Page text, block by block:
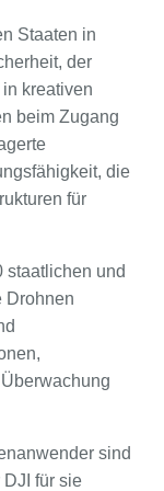
Staaten in
der
kreativen
beim Zugang
die
für
staatlichen und
Drohnen
sind
für sie